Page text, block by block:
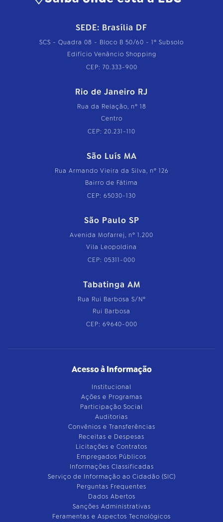
SEDE: Brasília DF
SCS - Quadra 08 - Bloco B 50/60 - 1º Subsolo
Edifício Venâncio Shopping
CEP: 70.333-900
Rio de Janeiro RJ
Rua da Relação, nº 18
Centro
CEP: 20.231-110
São Luís MA
Rua Armando Vieira da Silva, nº 126
Bairro de Fátima
CEP: 65030-130
São Paulo SP
Avenida Mofarrej, nº 1.200
Vila Leopoldina
CEP: 05311-000
Tabatinga AM
Rua Rui Barbosa S/Nº
Rui Barbosa
CEP: 69640-000
Acesso à Informação
Institucional
Ações e Programas
Participação Social
Auditorias
Convênios e Transferências
Receitas e Despesas
Licitações e Contratos
Empregados Públicos
Informações Classificadas
Serviço de Informação ao Cidadão (SIC)
Perguntas Frequentes
Dados Abertos
Sanções Administrativas
Feramentas e Aspectos Tecnológicos